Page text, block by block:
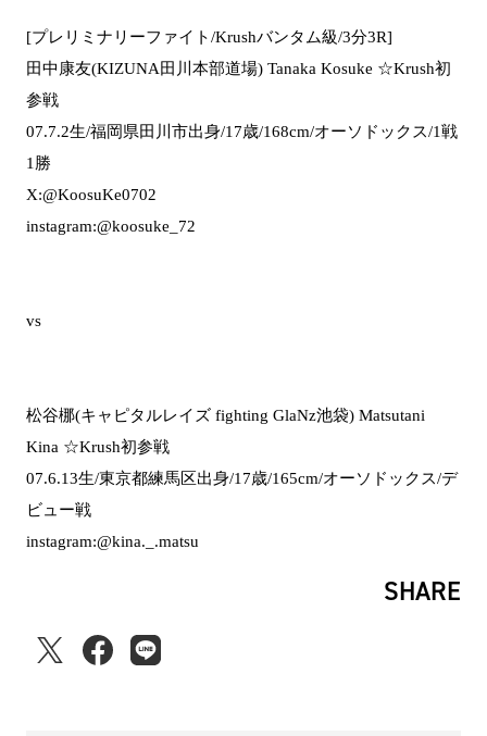
[プレリミナリーファイト/Krushバンタム級/3分3R]
田中康友(KIZUNA田川本部道場) Tanaka Kosuke ☆Krush初
参戦
07.7.2生/福岡県田川市出身/17歳/168cm/オーソドックス/1戦
1勝
X:@KoosuKe0702
instagram:@koosuke_72
vs
松谷梛(キャピタルレイズ fighting GlaNz池袋) Matsutani
Kina ☆Krush初参戦
07.6.13生/東京都練馬区出身/17歳/165cm/オーソドックス/デ
ビュー戦
instagram:@kina._.matsu
SHARE